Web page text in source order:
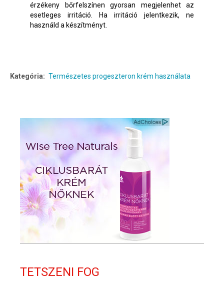
érzékeny bőrfelszínen gyorsan megjelenhet az
esetleges irritáció. Ha irritáció jelentkezik, ne
használd a készítményt.
Kategória: Természetes progeszteron krém használata
TETSZENI FOG